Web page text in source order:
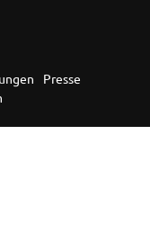
Presse